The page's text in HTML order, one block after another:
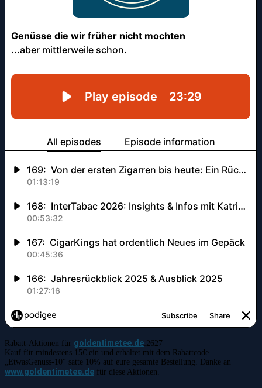
Rabatt-Aktionen für goldentimetee.de:2627
Kauf für mindestens 15€ ein und erhaltet mit dem Rabattcode
„EtwasGenuss-10“ satte 10% auf eure gesamte Bestellung. Danke an
www.goldentimetee.de für diese Aktionen.